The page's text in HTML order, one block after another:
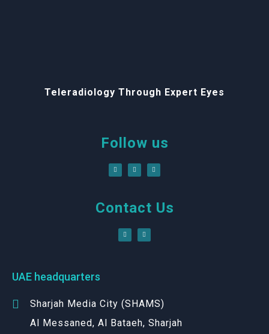
Teleradiology Through Expert Eyes
Follow us
Contact Us
UAE headquarters
Sharjah Media City (SHAMS)
Al Messaned, Al Bataeh, Sharjah